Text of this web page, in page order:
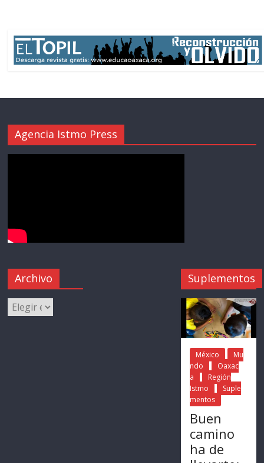
Agencia Istmo Press
Archivo Suplementos
México
Mu
ndo
Oaxac
a
Región
Istmo
Suple
mentos
Buen
camino
ha de